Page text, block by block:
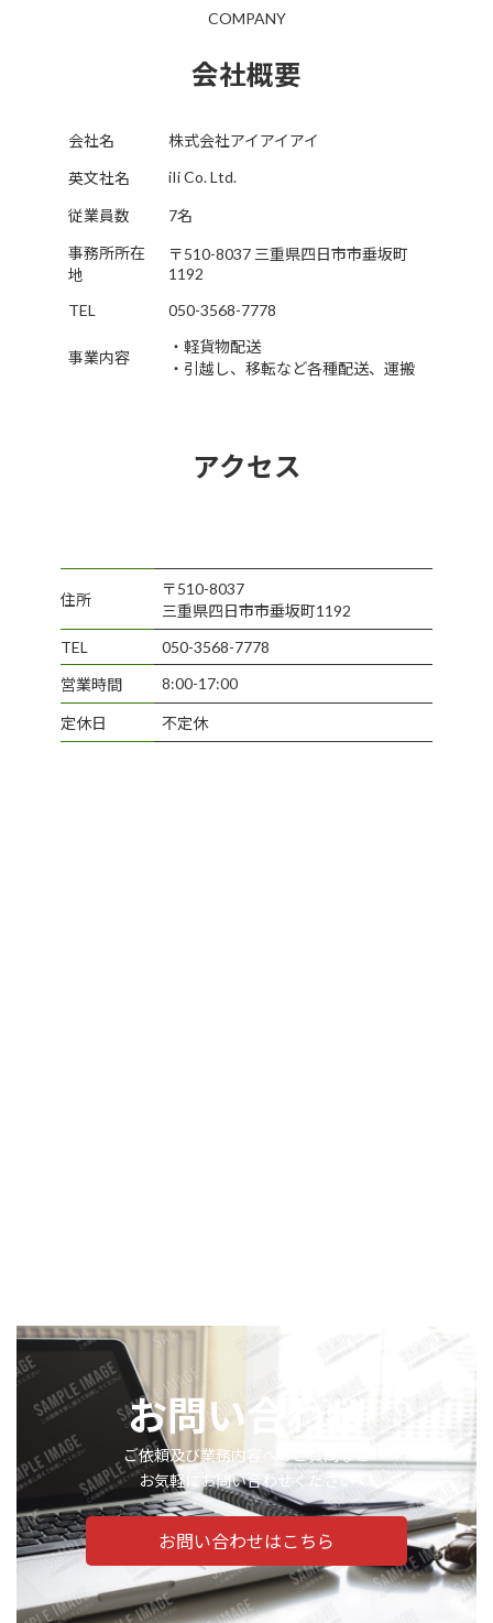
COMPANY
会社概要
会社名
株式会社アイアイアイ
英文社名
iIi Co. Ltd.
従業員数
7名
事務所所在
地
〒510-8037 三重県四日市市垂坂町
1192
TEL
050-3568-7778
事業内容
・軽貨物配送
・引越し、移転など各種配送、運搬
アクセス
住所
〒510-8037
三重県四日市市垂坂町1192
TEL
050-3568-7778
営業時間
8:00-17:00
定休日 不定休
お問い合わせ
ご依頼及び業務内容へのご質問など
お気軽にお問い合わせください
お問い合わせはこちら